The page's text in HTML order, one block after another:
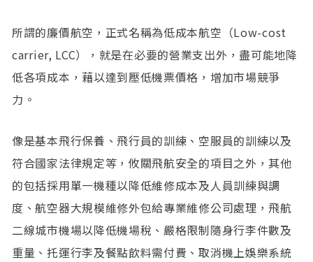
所謂的廉價航空，正式名稱為低成本航空（Low-cost
carrier, LCC），就是在必要的營業支出外，盡可能地降
低各項成本，藉以達到壓低機票價格，增加市場競爭
力。
像是基本飛行保養、飛行員的訓練、空服員的訓練以及
符合國家法律規定等，攸關飛航安全的項目之外，其他
的包括採用單一機種以降低維修成本及人員訓練與調
度、航空器大規模維修外包給專業維修公司處理，飛航
二線城市機場以降低機場稅、嚴格限制隨身行李件數及
重量、托運行李及餐點飲料需付費、取消機上娛樂系統